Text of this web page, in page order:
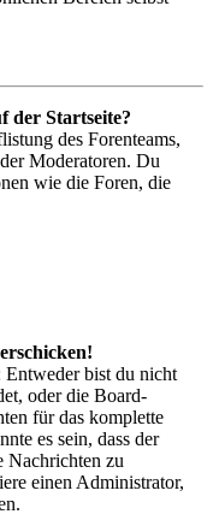
der Startseite?
des Forenteams,
Moderatoren. Du
wie die Foren, die
bist du nicht
oder die Board-
für das komplette
es sein, dass der
Nachrichten zu
einen Administrator,